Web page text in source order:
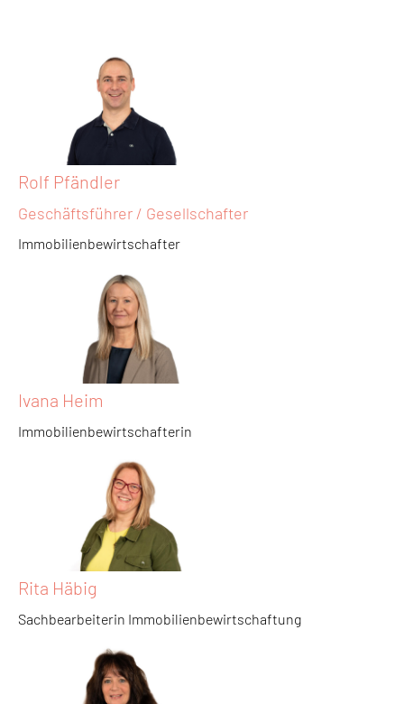
Rolf Pfändler
Geschäftsführer / Gesellschafter
Immobilienbewirtschafter
Ivana Heim
Immobilienbewirtschafterin
Rita Häbig
Sachbearbeiterin Immobilienbewirtschaftung